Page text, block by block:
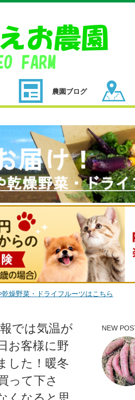
農園ブログ
燥野菜・ドライフルーツはこちら
では気温が
お客様に野
した！暖冬
って下さ
NEW